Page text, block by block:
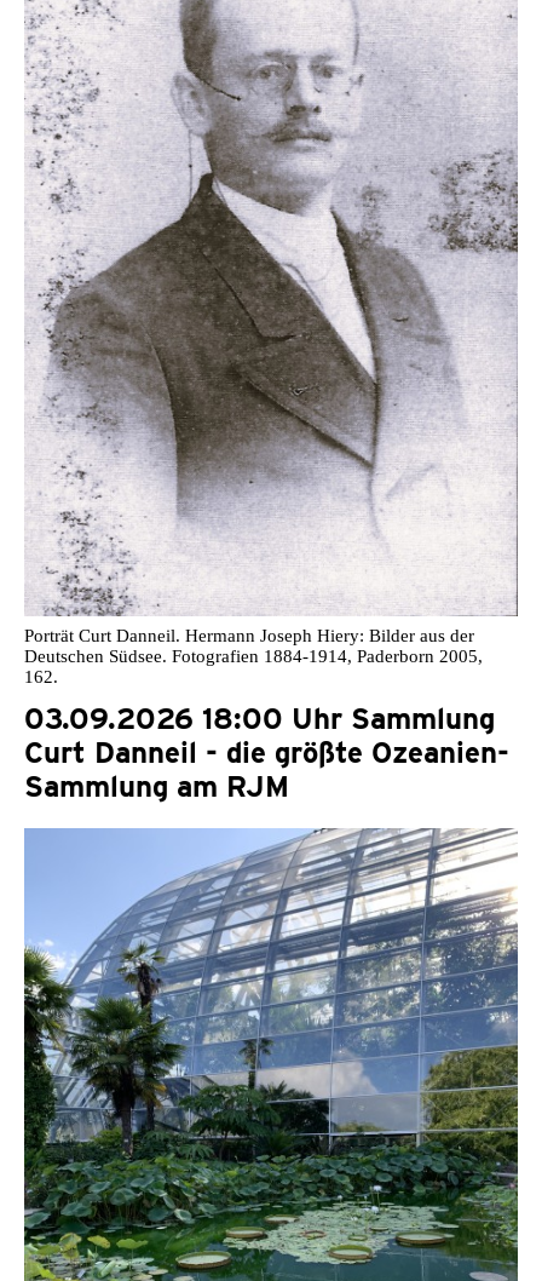
Porträt Curt Danneil. Hermann Joseph Hiery: Bilder aus der
Deutschen Südsee. Fotografien 1884-1914, Paderborn 2005,
162.
03.09.2026 18:00 Uhr Sammlung
Curt Danneil - die größte Ozeanien-
Sammlung am RJM